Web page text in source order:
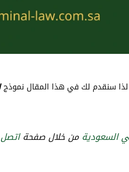
سنقدم لك في هذا المقال نموذج
السعودية من خلال صفحةاتصل